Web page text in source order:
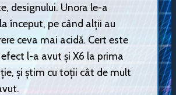
designului. Unora le-a
început, pe când alții au
ceva mai acidă. Cert este
efect l-a avut și X6 la prima
și știm cu toții cât de mult